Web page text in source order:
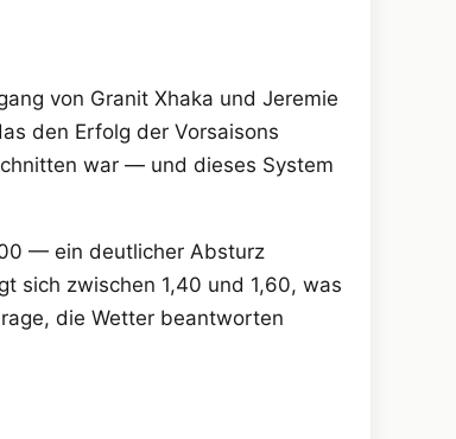
von Granit Xhaka und Jeremie
den Erfolg der Vorsaisons
war — und dieses System
— ein deutlicher Absturz
sich zwischen 1,40 und 1,60, was
die Wetter beantworten